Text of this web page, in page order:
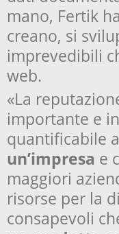
mano, Fertik
creano, si
imprevedibili
web.
«La
importante e
quantificabile
un’impresa e
maggiori
risorse per la
consapevoli